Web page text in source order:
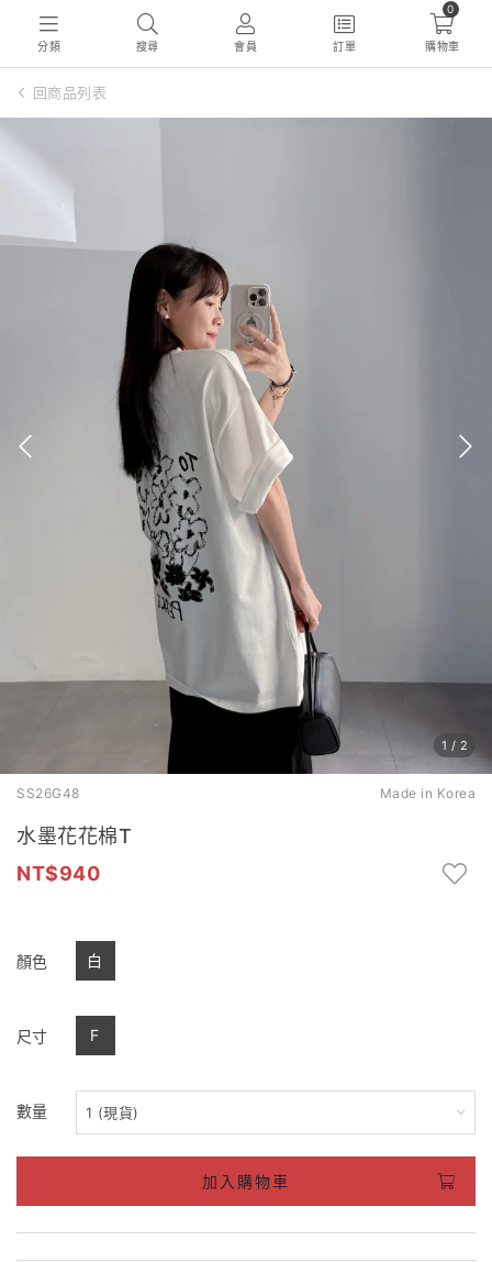
分類 搜尋 會員 訂單
0
購物車
回商品列表
1 / 2
SS26G48 Made in Korea
水墨花花棉T
940
顏色 白
尺寸 F
數量
加入購物車